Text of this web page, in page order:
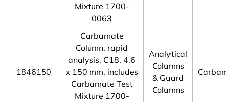
Mixture 1700-
0063
1846150
Carbamate
Column, rapid
analysis, C18, 4.6
x 150 mm, includes
Carbamate Test
Mixture 1700-
Analytical
Columns
& Guard
Columns